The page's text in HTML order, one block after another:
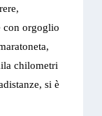
con orgoglio
chilometri
si è